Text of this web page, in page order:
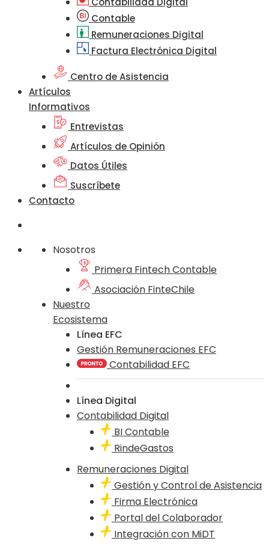
Contable
Remuneraciones Digital
Factura Electrónica Digital
Centro de Asistencia
Artículos
Informativos
Entrevistas
Artículos de Opinión
Datos Útiles
Suscríbete
Contacto
Nosotros
Primera Fintech Contable
Asociación FinteChile
Nuestro
Ecosistema
Línea EFC
Gestión Remuneraciones EFC
Contabilidad EFC
Línea Digital
Contabilidad Digital
BI Contable
RindeGastos
Remuneraciones Digital
Gestión y Control de Asistencia
Firma Electrónica
Portal del Colaborador
Integración con MiDT